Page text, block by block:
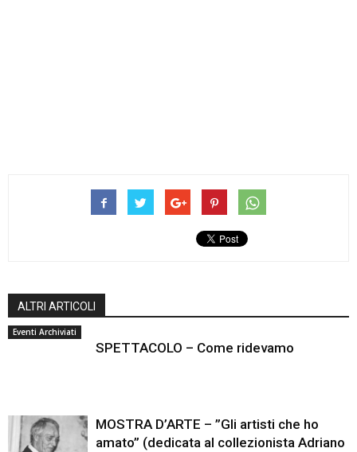
ALTRI ARTICOLI
Eventi Archiviati
SPETTACOLO – Come ridevamo
MOSTRA D’ARTE – ”Gli artisti che ho
amato” (dedicata al collezionista Adriano